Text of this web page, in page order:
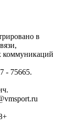
в
коммуникаций
- 75665.